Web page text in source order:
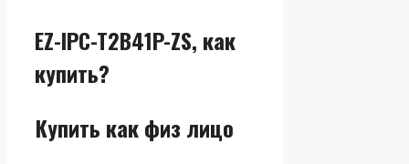
EZ-IPC-T2B41P-ZS, как
купить?
Купить как физ лицо